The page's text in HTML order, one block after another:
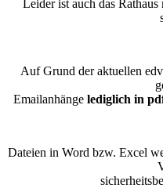
Leider ist auch das
Auf Grund der aktuellen
Emailanhänge lediglich in
Dateien in Word bzw. Excel